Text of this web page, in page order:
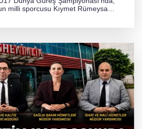
milli sporcusu Kıymet Rümeysa